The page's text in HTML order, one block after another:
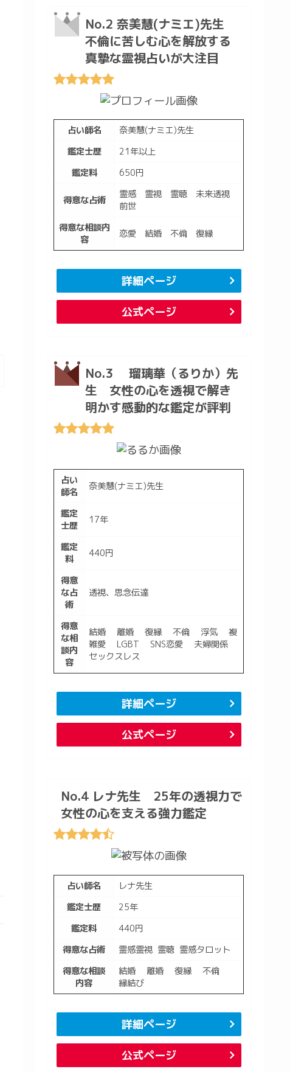
No.2 奈美慧(ナミエ)先生
不倫に苦しむ心を解放する
真摯な霊視占いが大注目
占い師名
奈美慧(ナミエ)先生
鑑定士歴
21年以上
鑑定料
650円
得意な占術
霊感 霊視 霊聴 未来透視
前世
得意な相談内
容
恋愛 結婚 不倫 復縁
詳細ページ
公式ページ
No.3 瑠璃華（るりか）先
生 女性の心を透視で解き
明かす感動的な鑑定が評判
占い
師名
奈美慧(ナミエ)先生
鑑定
士歴
17年
鑑定
料
440円
得意
な占
術
透視、思念伝達
得意
な相
談内
容
結婚 離婚 復縁 不倫 浮気 複
雑愛 LGBT SNS恋愛 夫婦関係
セックスレス
詳細ページ
公式ページ
No.4 レナ先生 25年の透視力で
女性の心を支える強力鑑定
占い師名
レナ先生
鑑定士歴
25年
鑑定料
440円
得意な占術
霊感霊視 霊聴 霊感タロット
得意な相談
内容
結婚 離婚 復縁 不倫
縁結び
詳細ページ
公式ページ